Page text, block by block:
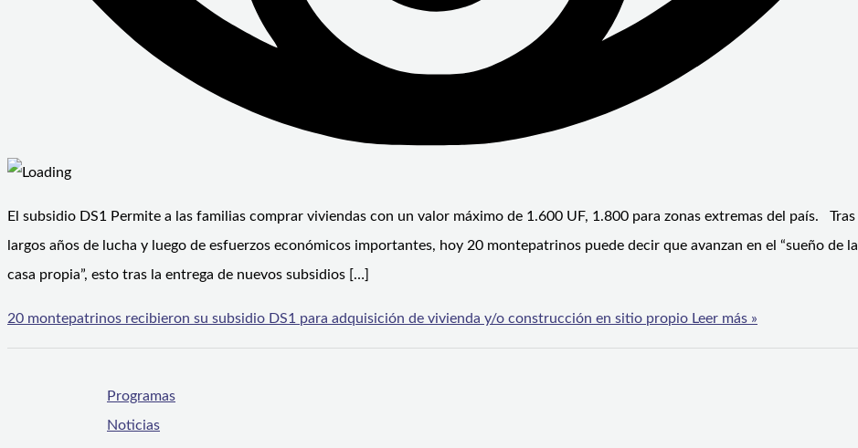
El subsidio DS1 Permite a las familias comprar viviendas con un valor máximo de 1.600 UF, 1.800 para zonas extremas del país. Tras
largos años de lucha y luego de esfuerzos económicos importantes, hoy 20 montepatrinos puede decir que avanzan en el “sueño de la
casa propia”, esto tras la entrega de nuevos subsidios […]
20 montepatrinos recibieron su subsidio DS1 para adquisición de vivienda y/o construcción en sitio propio Leer más »
Programas
Noticias